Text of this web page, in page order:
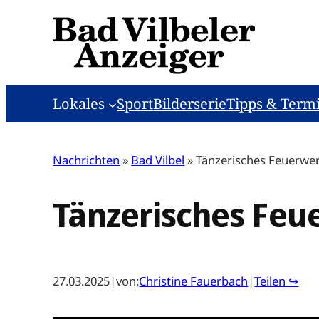
Lokales SportBilderserieTipps &
Nachrichten » Bad Vilbel »Tänzerisches
Tänzerisches
27.03.2025|von:Christine Fauerbach |Teilen ↪